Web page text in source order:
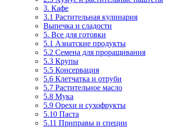
3. Кафе
3.1 Растительная кулинария
Выпечка и сладости
5. Все для готовки
5.1 Азиатские продукты
5.2 Семена для проращивания
5.3 Крупы
5.5 Консервация
5.6 Клетчатка и отруби
5.7 Растительное масло
5.8 Мука
5.9 Орехи и сухофрукты
5.10 Паста
5.11 Приправы и специи